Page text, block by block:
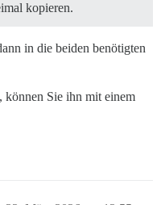
kopieren.
in die beiden benötigten
können Sie ihn mit einem